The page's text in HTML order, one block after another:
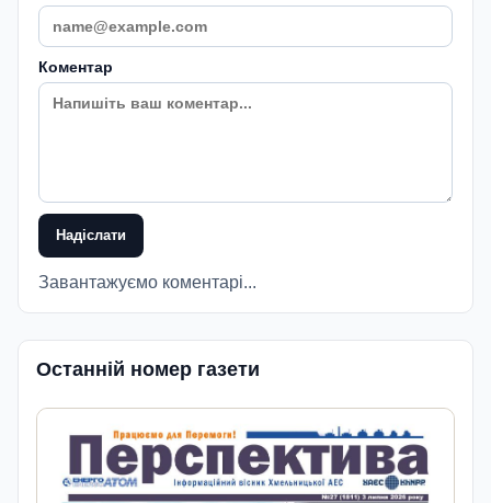
Коментар
Надіслати
Завантажуємо коментарі...
Останній номер газети